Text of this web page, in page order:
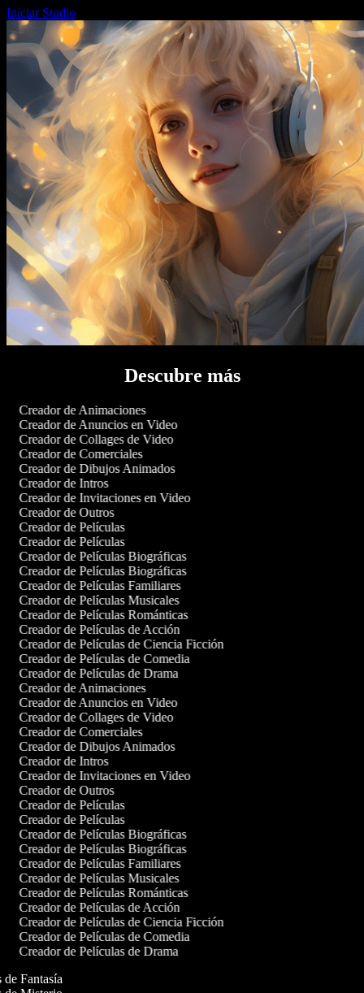
Iniciar Studio
Descubre más
Creador de Animaciones
Creador de Anuncios en Video
Creador de Collages de Video
Creador de Comerciales
Creador de Dibujos Animados
Creador de Intros
Creador de Invitaciones en Video
Creador de Outros
Creador de Películas
Creador de Películas
Creador de Películas Biográficas
Creador de Películas Biográficas
Creador de Películas Familiares
Creador de Películas Musicales
Creador de Películas Románticas
Creador de Películas de Acción
Creador de Películas de Ciencia Ficción
Creador de Películas de Comedia
Creador de Películas de Drama
Creador de Animaciones
Creador de Anuncios en Video
Creador de Collages de Video
Creador de Comerciales
Creador de Dibujos Animados
Creador de Intros
Creador de Invitaciones en Video
Creador de Outros
Creador de Películas
Creador de Películas
Creador de Películas Biográficas
Creador de Películas Biográficas
Creador de Películas Familiares
Creador de Películas Musicales
Creador de Películas Románticas
Creador de Películas de Acción
Creador de Películas de Ciencia Ficción
Creador de Películas de Comedia
Creador de Películas de Drama
de Fantasía